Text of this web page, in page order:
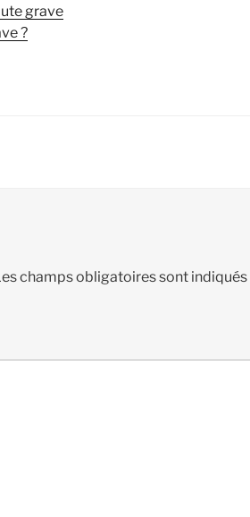
grave
?
champs obligatoires sont indiqués